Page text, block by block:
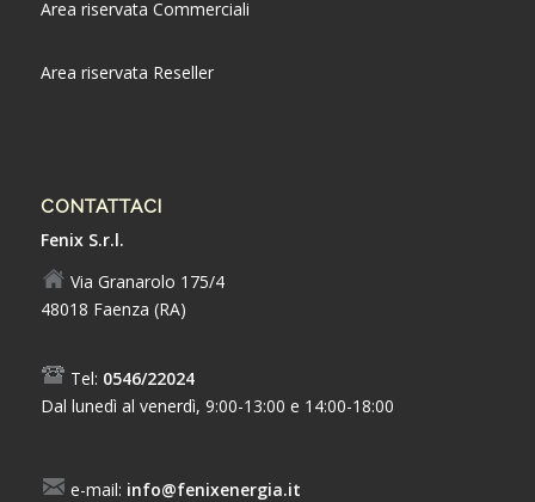
Area riservata Commerciali
Area riservata Reseller
CONTATTACI
Fenix S.r.l.
Via Granarolo 175/4
48018 Faenza (RA)
Tel: 0546/22024
Dal lunedì al venerdì, 9:00-13:00 e 14:00-18:00
e-mail: info@fenixenergia.it